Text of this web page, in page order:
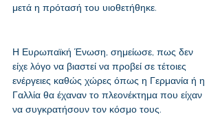
μετά η πρότασή του υιοθετήθηκε.
Η Ευρωπαϊκή Ένωση, σημείωσε, πως δεν
είχε λόγο να βιαστεί να προβεί σε τέτοιες
ενέργειες καθώς χώρες όπως η Γερμανία ή η
Γαλλία θα έχαναν το πλεονέκτημα που είχαν
να συγκρατήσουν τον κόσμο τους.